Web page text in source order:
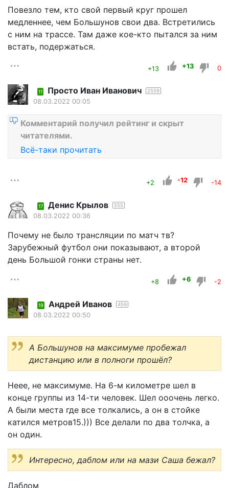
Повезло тем, кто свой первый круг прошел
медленнее, чем Большунов свои два. Встретились
с ним на трассе. Там даже кое-кто пытался за ним
встать, подержаться.
+13 +13 0
11 Просто Иван Иванович 2559
08.03.2022 00:05
Комментарий получил рейтинг и скрыт
читателями.
Всё-таки прочитать
+2 -12 -14
17 Денис Крылов 555
08.03.2022 00:36
Почему не было трансляции по матч тв?
Зарубежный футбол они показывают, а второй
день Большой гонки страны нет.
+8 +6 -2
19 Андрей Иванов 459
08.03.2022 00:50
А Большунов на максимуме пробежал
дистанцию или в полноги прошёл?
Неее, не максимуме. На 6-м километре шел в
конце группы из 14-ти человек. Шел ооочень легко.
А были места где все толкались, а он в стойке
катился метров15.))) Все делали по два толчка, а
он один.
Интересно, даблом или на мази Саша бежал?
Даблом